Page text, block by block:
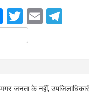
M
e
s
s
n
T
w
i
t
t
e
E
i
l
e
g
r
जनता के नहीं,